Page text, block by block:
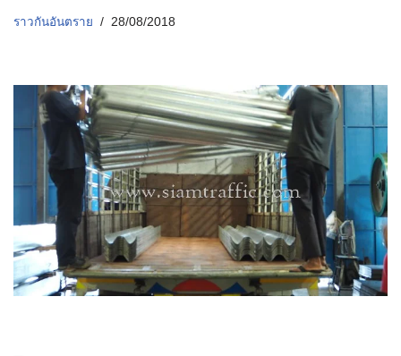
ราวกันอันตราย 28/08/2018